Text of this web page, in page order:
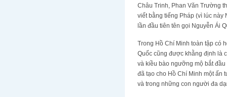
Châu Trinh, Phan Văn Trường
viết bằng tiếng Pháp (vì lúc này
lần đầu tiên tên gọi Nguyễn Ái
Trong Hồ Chí Minh toàn tập có
Quốc cũng được khằng định là
và kiều bào ngưỡng mộ bắt
đã tạo cho Hồ Chí Minh một ấn
và trong những con người đa